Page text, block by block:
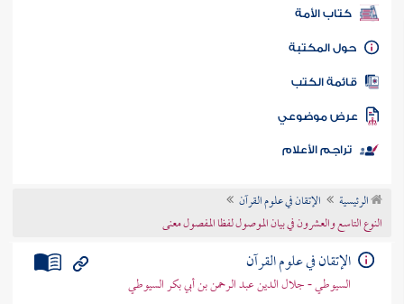
كتب PDF
كتاب الأمة
المكتبة
الكتب
موضوعي
تراجم الأعلام
الرئيسية
الإتقان في علوم القرآن
النوع التاسع والعشرون في بيان الموصول لفظا المفصول معنى
الإتقان في علوم القرآن
السيوطي - جلال الدين عبد الرحمن بن أبي بكر السيوطي